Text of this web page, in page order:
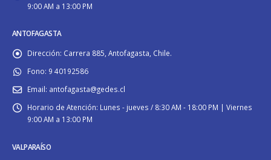
9:00 AM a 13:00 PM
ANTOFAGASTA
Dirección: Carrera 885, Antofagasta, Chile.
Fono: 9 40192586
Email: antofagasta@gedes.cl
Horario de Atención: Lunes - jueves / 8:30 AM - 18:00 PM | Viernes
9:00 AM a 13:00 PM
VALPARAÍSO